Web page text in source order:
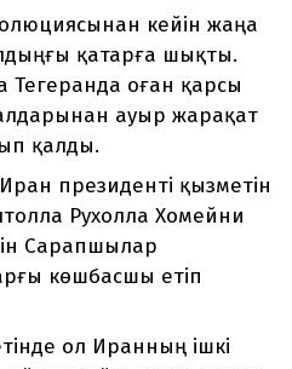
кейін жаңа
қатарға шықты.
Тегеранда оған қарсы
ауыр жарақат
қалды.
президенті қызметін
Рухолла Хомейни
Сарапшылар
көшбасшы етіп
ол Иранның ішкі